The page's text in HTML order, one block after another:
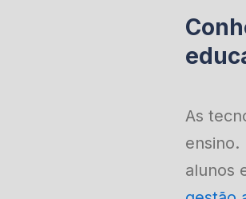
As
ensino.
alunos